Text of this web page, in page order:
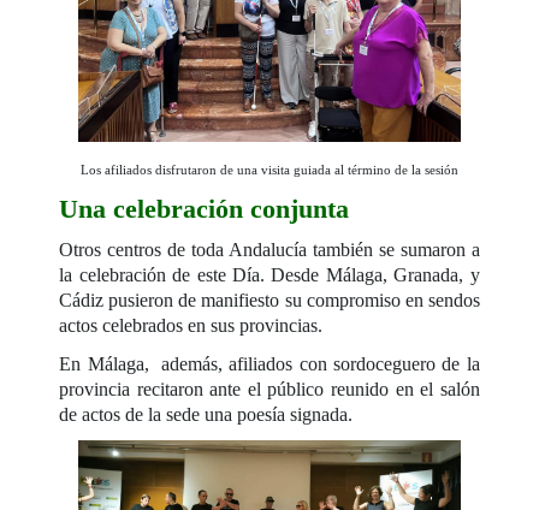
Los afiliados disfrutaron de una visita guiada al término de la sesión
Una celebración conjunta
Otros centros de toda Andalucía también se sumaron a
la celebración de este Día. Desde Málaga, Granada, y
Cádiz pusieron de manifiesto su compromiso en sendos
actos celebrados en sus provincias.
En Málaga, además, afiliados con sordoceguero de la
provincia recitaron ante el público reunido en el salón
de actos de la sede una poesía signada.